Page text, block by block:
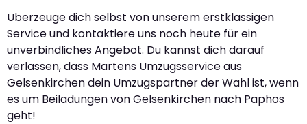
Überzeuge dich selbst von unserem erstklassigen
Service und kontaktiere uns noch heute für ein
unverbindliches Angebot. Du kannst dich darauf
verlassen, dass Martens Umzugsservice aus
Gelsenkirchen dein Umzugspartner der Wahl ist, wenn
es um Beiladungen von Gelsenkirchen nach Paphos
geht!